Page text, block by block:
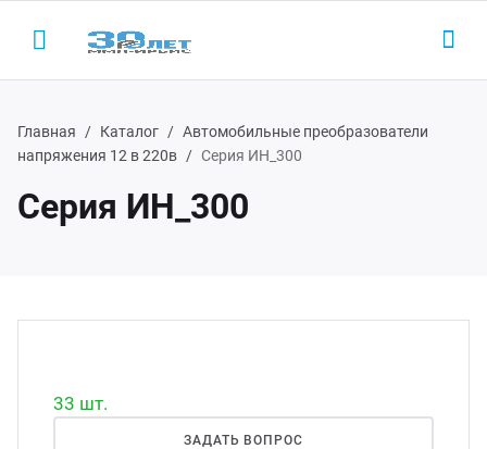
Назад
драйверы
Назад
Главная Каталог
Автомобильные преобразователи
напряжения 12 в 220в
Серия ИН_300
Серия ИН_300
33 шт.
ЗАДАТЬ ВОПРОС